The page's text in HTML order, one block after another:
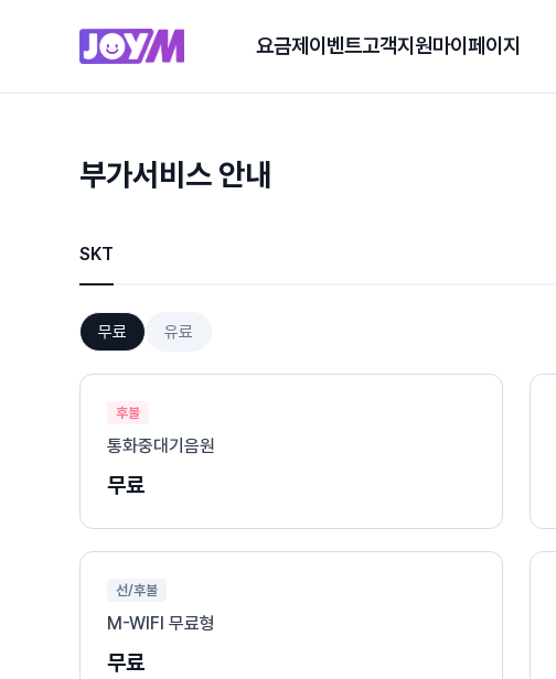
요금제 이벤트고객지원마이페이지
부가서비스 안내
SKT
무료 유료
후불
통화중대기음원
무료
선/후불
M-WIFI 무료형
무료